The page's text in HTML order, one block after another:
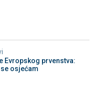
Evropskog prvenstva:
osjećam